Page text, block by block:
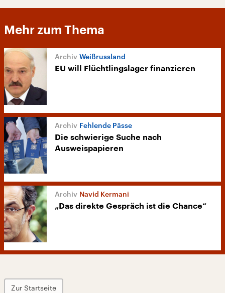
Mehr zum Thema
Weißrussland
EU will Flüchtlingslager finanzieren
Fehlende Pässe
Die schwierige Suche nach
Ausweispapieren
Navid Kermani
„Das direkte Gespräch ist die Chance“
Zur Startseite